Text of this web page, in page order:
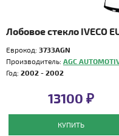
Лобовое стекло IVECO
Еврокод: 3733AGN
Производитель: AGC
Год: 2002 - 2002
13100 ₽
КУПИТЬ